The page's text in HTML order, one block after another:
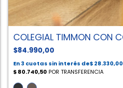
COLEGIAL TIMMON CON
$84.990,00